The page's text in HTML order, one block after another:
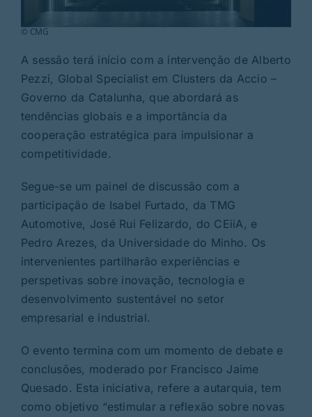
© CMG
A sessão terá início com a intervenção de Alberto
Pezzi, Global Specialist em Clusters da Accio –
Governo da Catalunha, que abordará as
tendências globais e a importância da
cooperação estratégica para impulsionar a
competitividade.
Segue-se um painel de discussão com a
participação de Isabel Furtado, da TMG
Automotive, José Rui Felizardo, do CEiiA, e
Pedro Arezes, da Universidade do Minho. Os
intervenientes partilharão experiências e
perspetivas sobre inovação, tecnologia e
desenvolvimento sustentável no setor
empresarial e industrial.
O evento termina com um momento de debate e
conclusões, moderado por Francisco Jaime
Quesado. Esta iniciativa, refere a autarquia, tem
como objetivo “estimular a reflexão sobre novas